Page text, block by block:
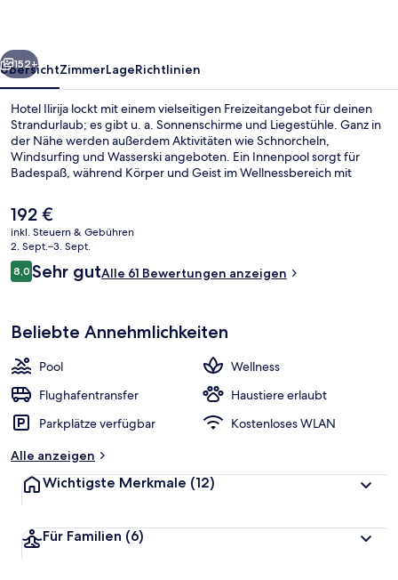
Weiter
152+
ÜbersichtZimmerLageRichtlinien
Hotel Ilirija lockt mit einem vielseitigen Freizeitangebot für deinen
Strandurlaub; es gibt u. a. Sonnenschirme und Liegestühle. Ganz in
der Nähe werden außerdem Aktivitäten wie Schnorcheln,
Windsurfing und Wasserski angeboten. Ein Innenpool sorgt für
Badespaß, während Körper und Geist im Wellnessbereich mit
verwöhnt werden. Der Coffeeshop eignet sich prima, wenn du
einen Happen essen möchtest. Für kühle Getränke dagegen bist du
in der Bar/Lounge an der richtigen Adresse. Zu den weiteren
Highlights gehören 15 Strandbars, Jachthafen vor Ort und ein
kostenloser Kinderclub.
Der
aktuelle
Preis
beträgt
192 €.
192 €
inkl. Steuern & Gebühren
2. Sept.–3. Sept.
Bewertungen
8,08,0 von 10.
Sehr gutAlle 61 Bewertungen anzeigen
Beliebte Annehmlichkeiten
Pool
Wellness
Flughafentransfer
Haustiere erlaubt
Parkplätze verfügbar
Kostenloses WLAN
Alle anzeigen
Wichtigste Merkmale (12)
Für Familien (6)